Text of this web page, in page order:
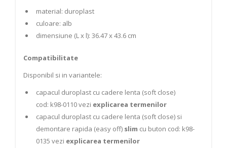
material: duroplast
culoare: alb
dimensiune (L x l): 36.47 x 43.6 cm
Compatibilitate
Disponibil si in variantele:
capacul duroplast cu cadere lenta (soft close)
cod: k98-0110 vezi explicarea termenilor
capacul duroplast cu cadere lenta (soft close) si
demontare rapida (easy off) slim cu buton cod: k98-
0135 vezi explicarea termenilor